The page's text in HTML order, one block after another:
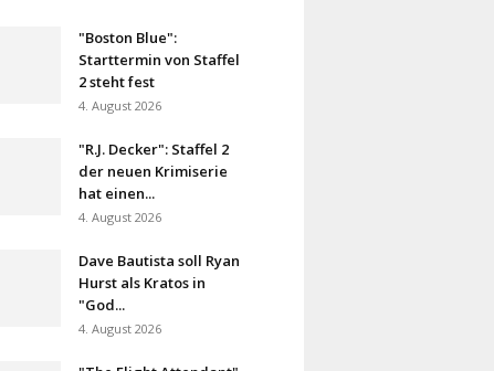
"Boston Blue":
Starttermin von Staffel
2 steht fest
4. August 2026
"R.J. Decker": Staffel 2
der neuen Krimiserie
hat einen...
4. August 2026
Dave Bautista soll Ryan
Hurst als Kratos in
"God...
4. August 2026